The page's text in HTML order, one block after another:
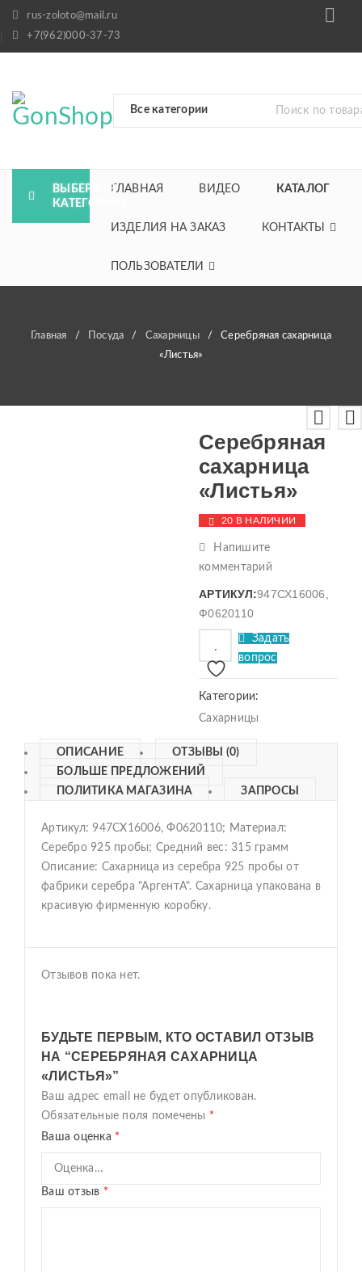
rus-zoloto@mail.ru
+7(962)000-37-73
ВЫБЕРИТЕ
КАТЕГОРИЮ
ГЛАВНАЯ ВИДЕО КАТАЛОГ
ИЗДЕЛИЯ НА ЗАКАЗ КОНТАКТЫ
ПОЛЬЗОВАТЕЛИ
Главная / Посуда / Сахарницы /
Серебряная сахарница
«Листья»
Серебряная
сахарница
«Листья»
20 В НАЛИЧИИ
Напишите
комментарий
АРТИКУЛ:947СХ16006,
Ф0620110
Задать
вопрос
Категории:
Сахарницы
ОПИСАНИЕ
ОТЗЫВЫ (0)
БОЛЬШЕ ПРЕДЛОЖЕНИЙ
ПОЛИТИКА МАГАЗИНА
ЗАПРОСЫ
Артикул: 947СХ16006, Ф0620110; Материал:
Серебро 925 пробы; Средний вес: 315 грамм
Описание: Сахарница из серебра 925 пробы от
фабрики серебра "АргентА". Сахарница упакована в
красивую фирменную коробку.
Отзывов пока нет.
БУДЬТЕ ПЕРВЫМ, КТО ОСТАВИЛ ОТЗЫВ
НА “СЕРЕБРЯНАЯ САХАРНИЦА
«ЛИСТЬЯ»”
Ваш адрес email не будет опубликован.
Обязательные поля помечены *
Ваша оценка *
Ваш отзыв *